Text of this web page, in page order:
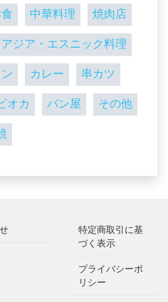
中華料理 焼肉店
アジア・エスニック料理
カレー 串カツ
オカ パン屋 その他
特定商取引に基
づく表示
プライバシーポ
リシー